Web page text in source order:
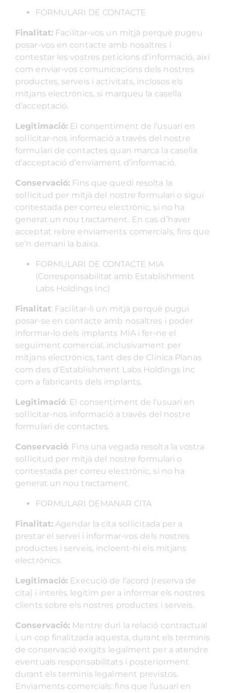
FORMULARI DE CONTACTE
Finalitat: Facilitar-vos un mitjà perquè pugeu
posar-vos en contacte amb nosaltres i
contestar les vostres peticions d’informació, així
com enviar-vos comunicacions dels nostres
productes, serveis i activitats, inclosos els
mitjans electrònics, si marqueu la casella
d’acceptació.
Legitimació: El consentiment de l’usuari en
sol·licitar-nos informació a través del nostre
formulari de contactes quan marca la casella
d’acceptació d’enviament d’informació.
Conservació: Fins que quedi resolta la
sol·licitud per mitjà del nostre formulari o sigui
contestada per correu electrònic, si no ha
generat un nou tractament. En cas d’haver
acceptat rebre enviaments comercials, fins que
se’n demani la baixa.
FORMULARI DE CONTACTE MIA
(Corresponsabilitat amb Establishment
Labs Holdings Inc)
Finalitat: Facilitar-li un mitjà perquè pugui
posar-se en contacte amb nosaltres i poder
informar-lo dels implants MIA i fer-ne el
seguiment comercial, inclusivament per
mitjans electrònics, tant des de Clínica Planas
com des d'Establishment Labs Holdings Inc
com a fabricants dels implants.
Legitimació: El consentiment de l'usuari en
sol·licitar-nos informació a través del nostre
formulari de contactes.
Conservació: Fins una vegada resolta la vostra
sol·licitud per mitjà del nostre formulari o
contestada per correu electrònic, si no ha
generat un nou tractament.
FORMULARI DEMANAR CITA
Finalitat: Agendar la cita sol·licitada per a
prestar el servei i informar-vos dels nostres
productes i serveis, incloent-hi els mitjans
electrònics.
Legitimació: Execució de l’acord (reserva de
cita) i interès legítim per a informar els nostres
clients sobre els nostres productes i serveis.
Conservació: Mentre duri la relació contractual
i, un cop finalitzada aquesta, durant els terminis
de conservació exigits legalment per a atendre
eventuals responsabilitats i posteriorment
durant els terminis legalment previstos.
Enviaments comercials: fins que l’usuari en